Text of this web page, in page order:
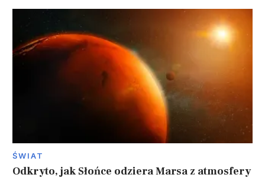
ŚWIAT
Odkryto, jak Słońce odziera Marsa z atmosfery